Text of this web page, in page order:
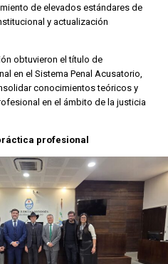
de elevados estándares de
y actualización
obtuvieron el título de
en el Sistema Penal Acusatorio,
conocimientos teóricos y
en el ámbito de la justicia
profesional